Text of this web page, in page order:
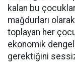
kalan bu
mağdurları
toplayan her
ekonomik
gerektiğini